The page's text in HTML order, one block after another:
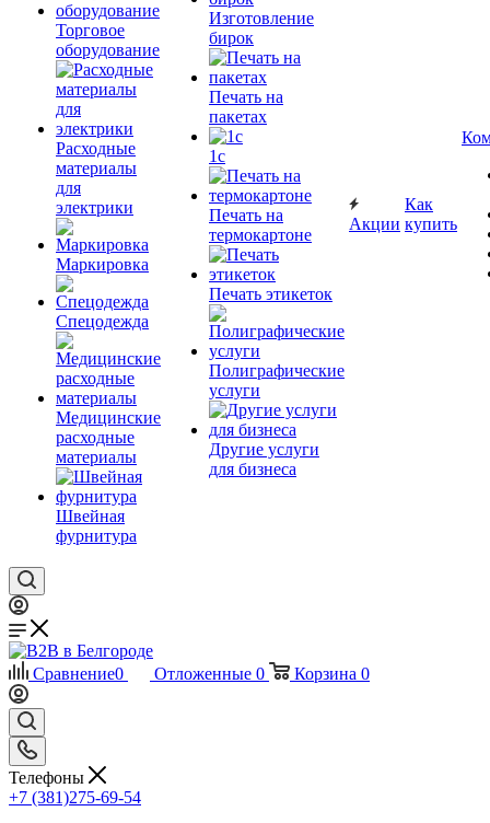
Торговое
оборудование
Расходные
материалы
для
электрики
Маркировка
Спецодежда
Медицинские
расходные
материалы
Швейная
фурнитура
Изготовление
бирок
Печать на
пакетах
1c
Печать на
термокартоне
Печать этикеток
Полиграфические
услуги
Другие услуги
для бизнеса
Акции
Как
купить
Сравнение0 Отложенные 0 Корзина 0
Телефоны
+7 (381)275-69-54